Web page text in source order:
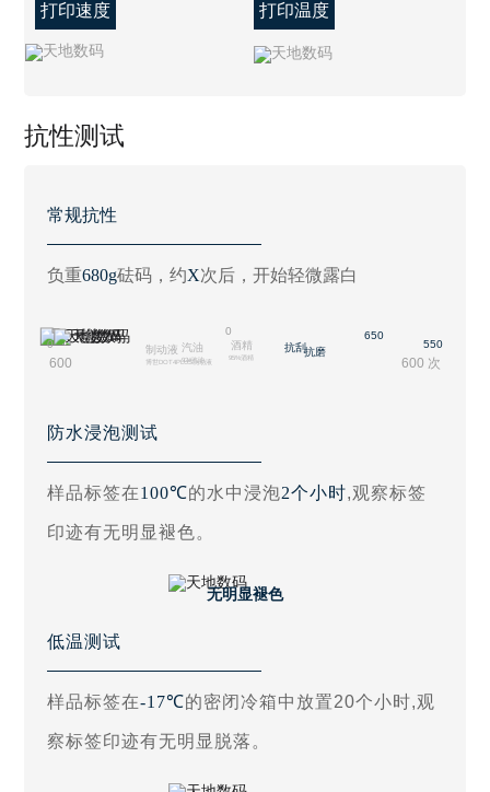
打印速度 打印温度
抗性测试
常规抗性
负重680g砝码，约X次后，开始轻微露白
制动液
博世DOT4PLUS制动液
汽油
92#汽油
酒精
95%酒精
抗刮抗磨
0
0 0 650
550
600 600 次
防水浸泡测试
样品标签在100℃的水中浸泡2个小时,观察标签
印迹有无明显褪色。
无明显褪色
低温测试
样品标签在-17℃的密闭冷箱中放置20个小时,观
察标签印迹有无明显脱落。